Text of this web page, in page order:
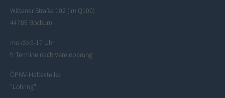
Wittener Straße 102 (im Q100)
44789 Bochum
mo-do 9-17 Uhr
fr Termine nach Vereinbarung
ÖPNV-Haltestelle:
"Lohring"